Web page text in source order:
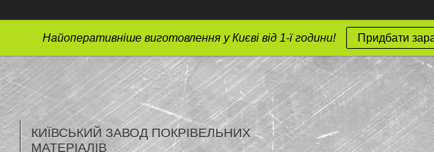
Найоперативніше виготовлення у Києві від 1-ї години! Придбати
КИЇВСЬКИЙ ЗАВОД ПОКРІВЕЛЬНИХ
МАТЕРІАЛІВ